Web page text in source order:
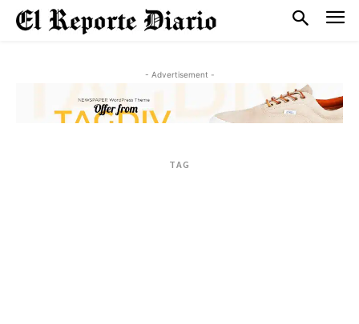
- Advertisement -
TAG